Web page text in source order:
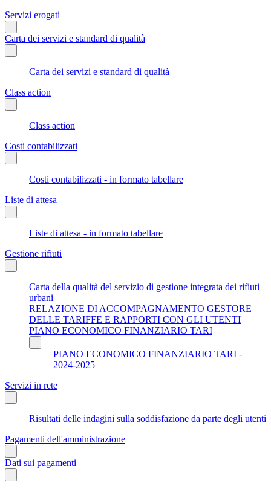
Servizi erogati
Carta dei servizi e standard di qualità
Carta dei servizi e standard di qualità
Class action
Class action
Costi contabilizzati
Costi contabilizzati - in formato tabellare
Liste di attesa
Liste di attesa - in formato tabellare
Gestione rifiuti
Carta della qualità del servizio di gestione integrata dei rifiuti
urbani
RELAZIONE DI ACCOMPAGNAMENTO GESTORE
DELLE TARIFFE E RAPPORTI CON GLI UTENTI
PIANO ECONOMICO FINANZIARIO TARI
PIANO ECONOMICO FINANZIARIO TARI -
2024-2025
Servizi in rete
Risultati delle indagini sulla soddisfazione da parte degli utenti
Pagamenti dell'amministrazione
Dati sui pagamenti